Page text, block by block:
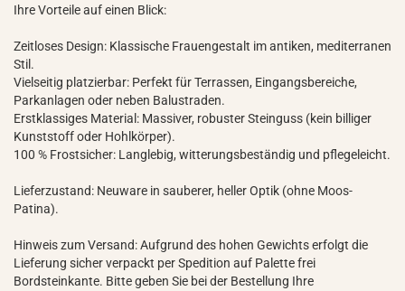
Ihre Vorteile auf einen Blick:
Zeitloses Design: Klassische Frauengestalt im antiken, mediterranen
Stil.
Vielseitig platzierbar: Perfekt für Terrassen, Eingangsbereiche,
Parkanlagen oder neben Balustraden.
Erstklassiges Material: Massiver, robuster Steinguss (kein billiger
Kunststoff oder Hohlkörper).
100 % Frostsicher: Langlebig, witterungsbeständig und pflegeleicht.
Lieferzustand: Neuware in sauberer, heller Optik (ohne Moos-
Patina).
Hinweis zum Versand: Aufgrund des hohen Gewichts erfolgt die
Lieferung sicher verpackt per Spedition auf Palette frei
Bordsteinkante. Bitte geben Sie bei der Bestellung Ihre